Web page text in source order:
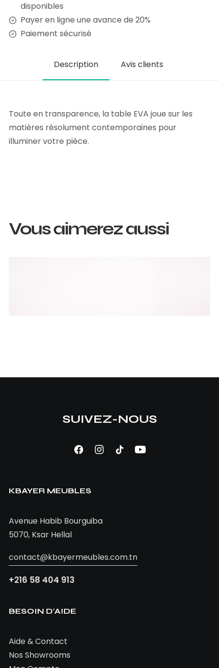
disponibles
Payer en ligne une avance de 20%
Paiement sécurisé
Description Avis clients
Toute en transparence, la table EVA joue sur les
matières résolument contemporaines pour
illuminer votre pièce.
Vous aimerez aussi
SUIVEZ-NOUS
KBAYER MEUBLES
Avenue Habib Bourguiba
5070, Ksar Hellal
contact@kbayermeubles.com.tn
+216 58 404 913
BESOIN D'AIDE
Aide & Contact
Nos Showrooms